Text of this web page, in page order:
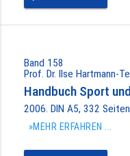
Band 158
Prof. Dr. Ilse Hartmann-
Handbuch Sport
2006. DIN A5, 332 Seiten
»MEHR ERFAHREN ...